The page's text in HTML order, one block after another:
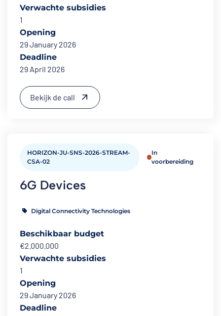
Verwachte subsidies
1
Opening
29 January 2026
Deadline
29 April 2026
Bekijk de call
HORIZON-JU-SNS-2026-STREAM-
CSA-02
In
voorbereiding
6G Devices
Digital Connectivity Technologies
Beschikbaar budget
€2.000.000
Verwachte subsidies
1
Opening
29 January 2026
Deadline